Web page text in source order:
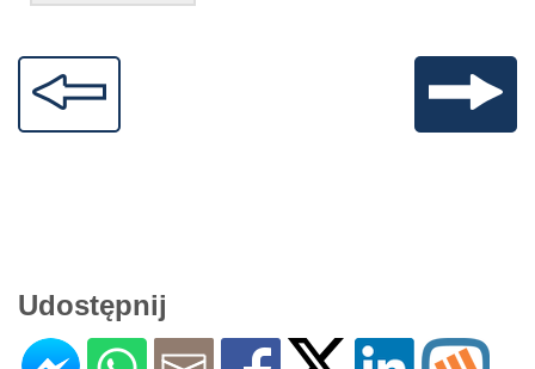
Udostępnij